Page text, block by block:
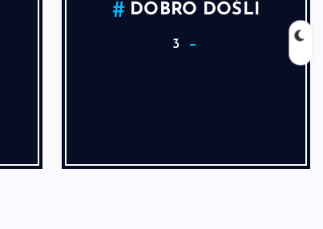
DOBRO DOŠLI
3